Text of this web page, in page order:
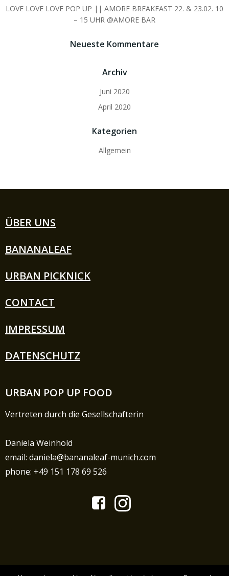
LOVE LOVE LOVE POP UP || AMORE BREAKFAST 22. & 23.02. 10
– 15 UHR @AMORE BAR
Neueste Kommentare
Archiv
Juni 2020
April 2020
Kategorien
Allgemein
URBAN POP UP FOOD
Vertreten durch die Gesellschafterin
Daniela Weinhold
email: daniela@bananaleaf-munich.com
phone: +49 151 178 69 526
ÜBER UNS
BANANALEAF
URBAN PICKNICK
CONTACT
IMPRESSUM
DATENSCHUTZ